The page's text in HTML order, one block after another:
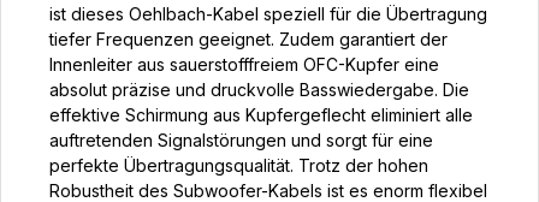
ist dieses Oehlbach-Kabel speziell für die Übertragung
tiefer Frequenzen geeignet. Zudem garantiert der
Innenleiter aus sauerstofffreiem OFC-Kupfer eine
absolut präzise und druckvolle Basswiedergabe. Die
effektive Schirmung aus Kupfergeflecht eliminiert alle
auftretenden Signalstörungen und sorgt für eine
perfekte Übertragungsqualität. Trotz der hohen
Robustheit des Subwoofer-Kabels ist es enorm flexibel